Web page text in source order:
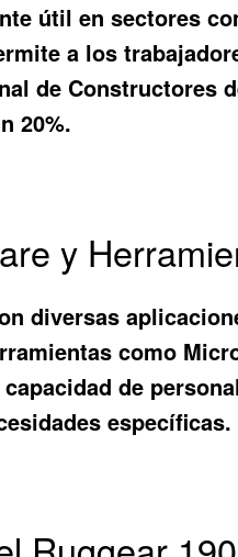
útil en sectores
a los
de Constructores
20%.
y
diversas
como
de
específicas.